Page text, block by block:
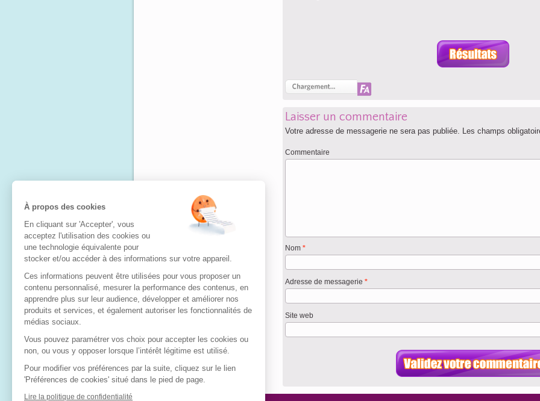
Laisser un commentaire
Votre adresse de messagerie ne sera pas publiée. Les champs
Commentaire
Nom *
Adresse de messagerie *
Site web
À propos des cookies
En cliquant sur 'Accepter', vous
acceptez l'utilisation des cookies ou
une technologie équivalente pour
stocker et/ou accéder à des informations sur votre appareil.
Ces informations peuvent être utilisées pour vous proposer un
contenu personnalisé, mesurer la performance des contenus, en
apprendre plus sur leur audience, développer et améliorer nos
produits et services, et également autoriser les fonctionnalités de
médias sociaux.
Vous pouvez paramétrer vos choix pour accepter les cookies ou
non, ou vous y opposer lorsque l’intérêt légitime est utilisé.
Pour modifier vos préférences par la suite, cliquez sur le lien
'Préférences de cookies' situé dans le pied de page.
Lire la politique de confidentialité